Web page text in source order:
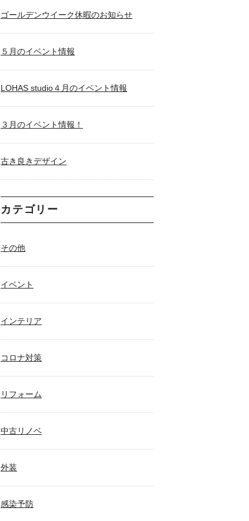
ゴールデンウイーク休暇のお知らせ
５月のイベント情報
LOHAS studio４月のイベント情報
３月のイベント情報！
古き良きデザイン
カテゴリー
その他
イベント
インテリア
コロナ対策
リフォーム
中古リノベ
外装
感染予防